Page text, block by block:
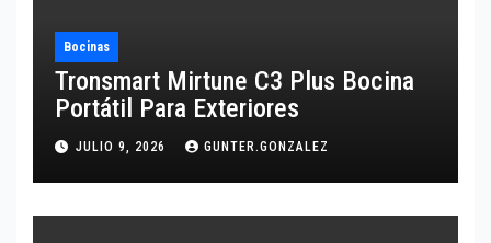
Bocinas
Tronsmart Mirtune C3 Plus Bocina
Portátil Para Exteriores
JULIO 9, 2026 GUNTER.GONZALEZ